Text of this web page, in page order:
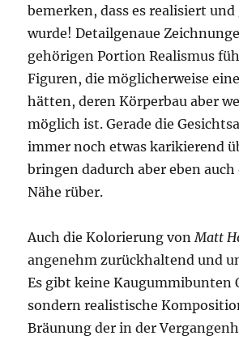
bemerken, dass es realisiert und
wurde! Detailgenaue
gehörigen Portion Realismus
Figuren, die möglicherweise
hätten, deren Körperbau aber
möglich ist. Gerade die
immer noch etwas karikierend
bringen dadurch aber eben
Nähe rüber.
Auch die Kolorierung von Matt
angenehm zurückhaltend und
Es gibt keine Kaugummibunten
sondern realistische
Bräunung der in der